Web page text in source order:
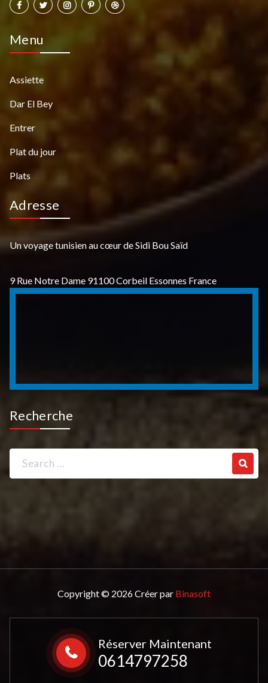
Menu
Assiette
Dar El Bey
Entrer
Plat du jour
Plats
Adresse
Un voyage tunisien au cœur de Sidi Bou Saïd
9 Rue Notre Dame 91100 Corbeil Essonnes France
Recherche
Search
for:
Copyright © 2026 Créer par Binasoft
Réserver Maintenant
0614797258